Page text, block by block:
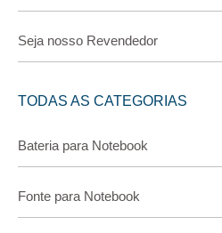
Seja nosso Revendedor
TODAS AS CATEGORIAS
Bateria para Notebook
Fonte para Notebook